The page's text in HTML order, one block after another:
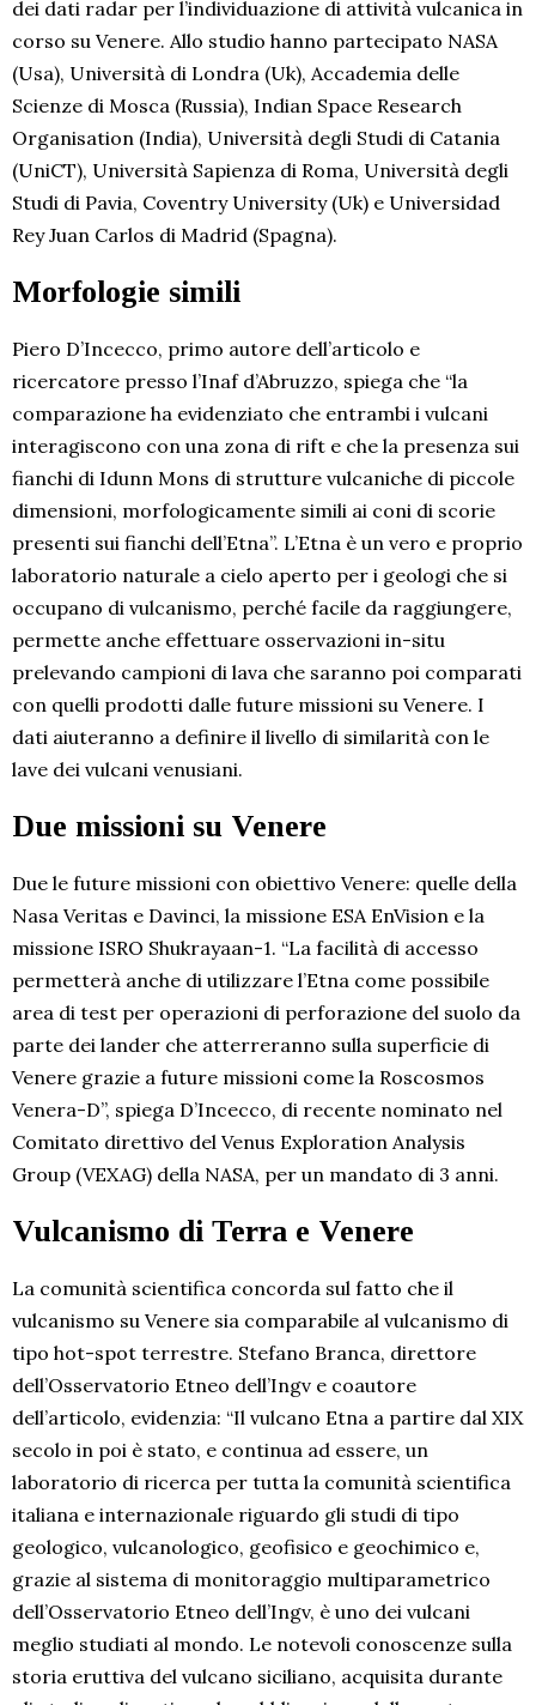
dei dati radar per l’individuazione di attività vulcanica in
corso su Venere. Allo studio hanno partecipato NASA
(Usa), Università di Londra (Uk), Accademia delle
Scienze di Mosca (Russia), Indian Space Research
Organisation (India), Università degli Studi di Catania
(UniCT), Università Sapienza di Roma, Università degli
Studi di Pavia, Coventry University (Uk) e Universidad
Rey Juan Carlos di Madrid (Spagna).
Morfologie simili
Piero D’Incecco, primo autore dell’articolo e
ricercatore presso l’Inaf d’Abruzzo, spiega che “la
comparazione ha evidenziato che entrambi i vulcani
interagiscono con una zona di rift e che la presenza sui
fianchi di Idunn Mons di strutture vulcaniche di piccole
dimensioni, morfologicamente simili ai coni di scorie
presenti sui fianchi dell’Etna”. L’Etna è un vero e proprio
laboratorio naturale a cielo aperto per i geologi che si
occupano di vulcanismo, perché facile da raggiungere,
permette anche effettuare osservazioni in-situ
prelevando campioni di lava che saranno poi comparati
con quelli prodotti dalle future missioni su Venere. I
dati aiuteranno a definire il livello di similarità con le
lave dei vulcani venusiani.
Due missioni su Venere
Due le future missioni con obiettivo Venere: quelle della
Nasa Veritas e Davinci, la missione ESA EnVision e la
missione ISRO Shukrayaan-1. “La facilità di accesso
permetterà anche di utilizzare l’Etna come possibile
area di test per operazioni di perforazione del suolo da
parte dei lander che atterreranno sulla superficie di
Venere grazie a future missioni come la Roscosmos
Venera-D”, spiega D’Incecco, di recente nominato nel
Comitato direttivo del Venus Exploration Analysis
Group (VEXAG) della NASA, per un mandato di 3 anni.
Vulcanismo di Terra e Venere
La comunità scientifica concorda sul fatto che il
vulcanismo su Venere sia comparabile al vulcanismo di
tipo hot-spot terrestre. Stefano Branca, direttore
dell’Osservatorio Etneo dell’Ingv e coautore
dell’articolo, evidenzia: “Il vulcano Etna a partire dal XIX
secolo in poi è stato, e continua ad essere, un
laboratorio di ricerca per tutta la comunità scientifica
italiana e internazionale riguardo gli studi di tipo
geologico, vulcanologico, geofisico e geochimico e,
grazie al sistema di monitoraggio multiparametrico
dell’Osservatorio Etneo dell’Ingv, è uno dei vulcani
meglio studiati al mondo. Le notevoli conoscenze sulla
storia eruttiva del vulcano siciliano, acquisita durante